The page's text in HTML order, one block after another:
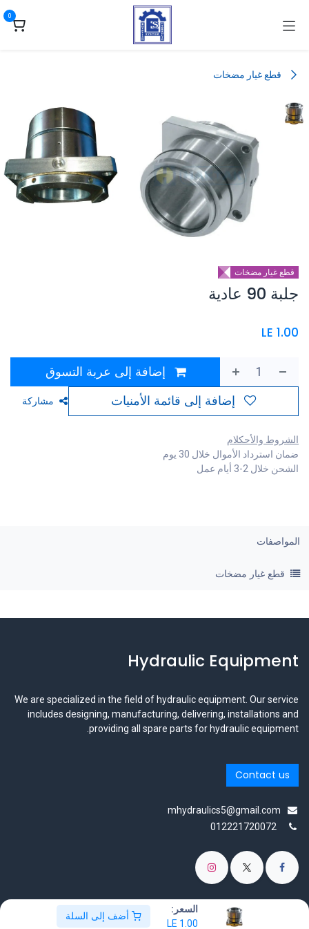
السعر:
1.00
أضف إلى السلة
0
قطع غيار مضخات
قطع غيار مضخات
جلبة 90 عادية
1.00
إضافة إلى عربة التسوق
إضافة إلى قائمة الأمنيات
مشاركة
الشروط والأحكلام
ضمان استرداد الأموال خلال 30 يوم
الشحن خلال 2-3 أيام عمل
المواصفات
قطع غيار مضخات
Hydraulic Equipment
We are specialized in the field of hydraulic equipment. Our service
includes designing, manufacturing, delivering, installations and
providing all spare parts for hydraulic equipment.
Contact us
mhydraulics5@gmail.com
012221720072
الْعَرَبيّة |
English (US)